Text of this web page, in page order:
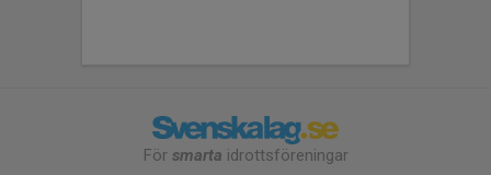
För smarta idrottsföreningar